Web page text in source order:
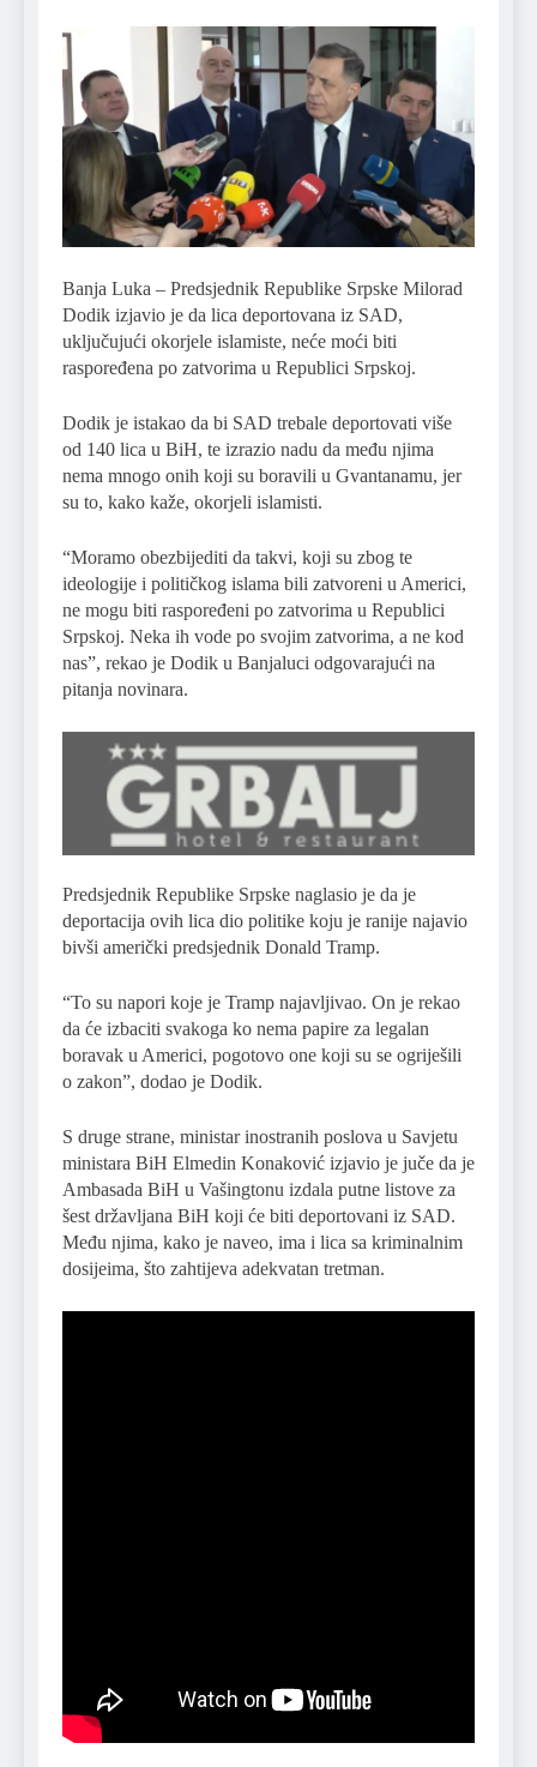
Banja Luka – Predsjednik Republike Srpske Milorad
Dodik izjavio je da lica deportovana iz SAD,
uključujući okorjele islamiste, neće moći biti
raspoređena po zatvorima u Republici Srpskoj.
Dodik je istakao da bi SAD trebale deportovati više
od 140 lica u BiH, te izrazio nadu da među njima
nema mnogo onih koji su boravili u Gvantanamu, jer
su to, kako kaže, okorjeli islamisti.
“Moramo obezbijediti da takvi, koji su zbog te
ideologije i političkog islama bili zatvoreni u Americi,
ne mogu biti raspoređeni po zatvorima u Republici
Srpskoj. Neka ih vode po svojim zatvorima, a ne kod
nas”, rekao je Dodik u Banjaluci odgovarajući na
pitanja novinara.
Predsjednik Republike Srpske naglasio je da je
deportacija ovih lica dio politike koju je ranije najavio
bivši američki predsjednik Donald Tramp.
“To su napori koje je Tramp najavljivao. On je rekao
da će izbaciti svakoga ko nema papire za legalan
boravak u Americi, pogotovo one koji su se ogriješili
o zakon”, dodao je Dodik.
S druge strane, ministar inostranih poslova u Savjetu
ministara BiH Elmedin Konaković izjavio je juče da je
Ambasada BiH u Vašingtonu izdala putne listove za
šest državljana BiH koji će biti deportovani iz SAD.
Među njima, kako je naveo, ima i lica sa kriminalnim
dosijeima, što zahtijeva adekvatan tretman.